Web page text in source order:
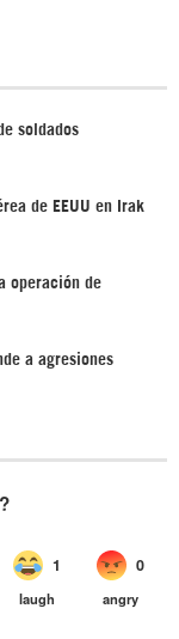
soldados
de EEUU en Irak
operación de
a agresiones